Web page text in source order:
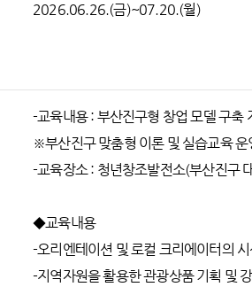
2026.06.26.(금)~07.20.(월)
-교육내용 : 부산진구형 창업 모델 구축
※부산진구 맞춤형 이론 및 실습교육
-교육장소 : 청년창조발전소(부산진
◆교육내용
-오리엔테이션 및 로컬 크리에이터의
-지역자원을 활용한 관광상품 기획 및